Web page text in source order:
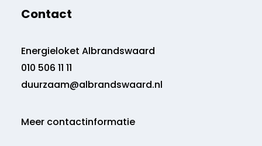
Contact
Energieloket Albrandswaard
010 506 11 11
duurzaam@albrandswaard.nl
Meer contactinformatie